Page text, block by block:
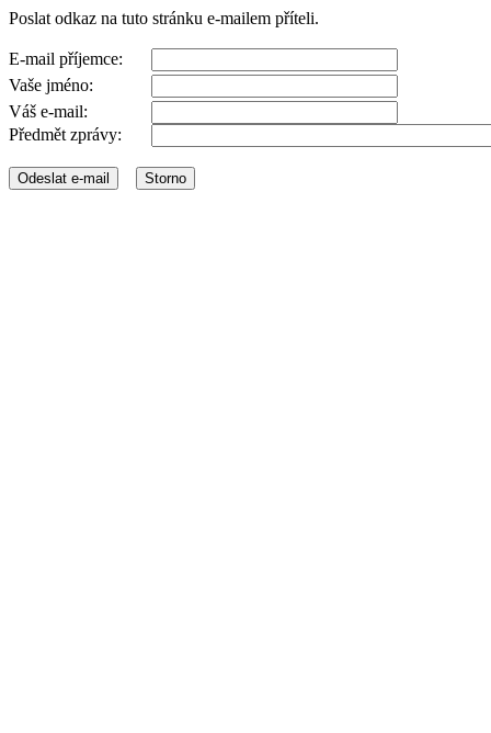
Poslat odkaz na tuto stránku e-mailem příteli.
E-mail příjemce:
Vaše jméno:
Váš e-mail:
Předmět zprávy: